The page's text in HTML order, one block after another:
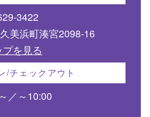
3422
美浜町湊宮2098-16
プを見る
/チェックアウト
／～10:00